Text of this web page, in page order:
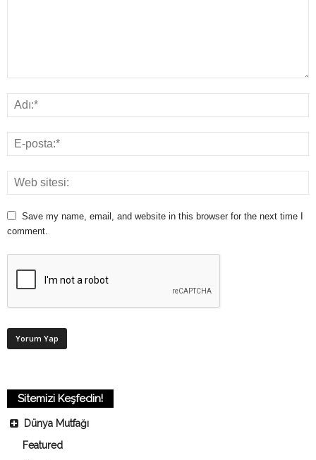
Save my name, email, and website in this browser for the next time I
comment.
Sitemizi Keşfedin!
Dünya Mutfağı
Featured